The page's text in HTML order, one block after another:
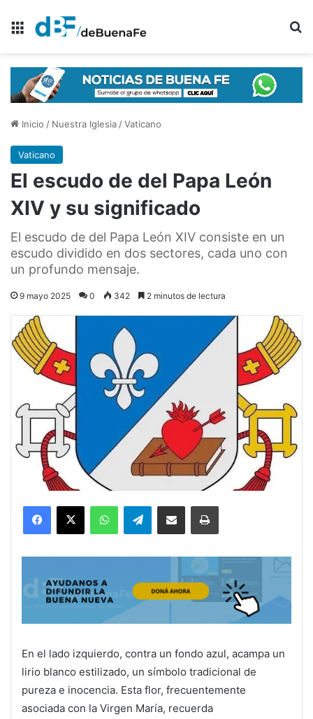
Menú
Inicio / Nuestra Iglesia/Vaticano
Vaticano
El escudo de del Papa León
XIV y su significado
El escudo de del Papa León XIV consiste en un
escudo dividido en dos sectores, cada uno con
un profundo mensaje.
9 mayo 2025 0 342 2 minutos de lectura
Telegram
En el lado izquierdo, contra un fondo azul, acampa un
lirio blanco estilizado, un símbolo tradicional de
pureza e inocencia. Esta flor, frecuentemente
asociada con la Virgen María, recuerda